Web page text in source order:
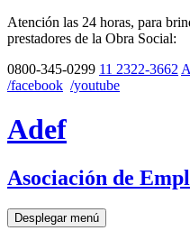
Atención las 24 horas, para
prestadores de la Obra Social:
0800-345-0299 11 2322-3662
/facebook /youtube
Adef
Asociación de
Desplegar menú